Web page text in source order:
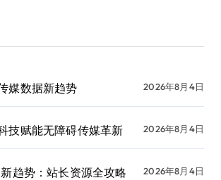
媒数据新趋势 2026年8月4日
技赋能无障碍传媒革新 2026年8月4日
趋势：站长资源全攻略 2026年8月4日